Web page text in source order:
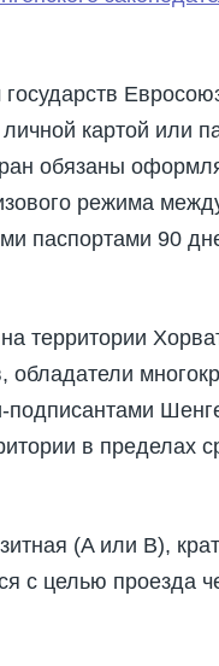
картой или
обязаны
режима
паспортами 90
территории
в пределах
(A или B),
с целью проезда